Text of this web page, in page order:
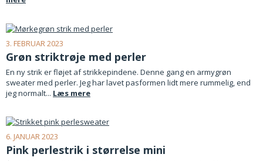
3. FEBRUAR 2023
Grøn striktrøje med perler
En ny strik er fløjet af strikkepindene. Denne gang en armygrøn
sweater med perler. Jeg har lavet pasformen lidt mere rummelig, end
jeg normalt... Læs mere
6. JANUAR 2023
Pink perlestrik i størrelse mini